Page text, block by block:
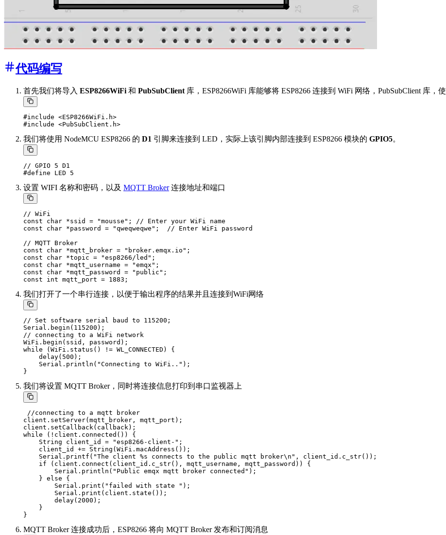
代码编写
首先我们将导入 ESP8266WiFi 和 PubSubClient 库，ESP8266WiFi 库能够将 ESP8266 连接到 WiFi 网络，PubSubClient 库
#include <ESP8266WiFi.h>
我们将使用 NodeMCU ESP8266 的 D1 引脚来连接到 LED，实际上该引脚内部连接到 ESP8266 模块的 GPIO5。
// GPIO 5 D1
设置 WIFI 名称和密码，以及 MQTT Broker连接地址和端口
// WiFi
const char *ssid = "mousse"; // Enter your WiFi name
const char *password = "qweqweqwe";  // Enter WiFi password
// MQTT Broker
const char *mqtt_broker = "broker.emqx.io";
const char *topic = "esp8266/led";
const char *mqtt_username = "emqx";
const char *mqtt_password = "public";
我们打开了一个串行连接，以便于输出程序的结果并且连接到WiFi网络
// Set software serial baud to 115200;
Serial.begin(115200);
// connecting to a WiFi network
WiFi.begin(ssid, password);
while (WiFi.status() != WL_CONNECTED) {
    delay(500);
    Serial.println("Connecting to WiFi..");
我们将设置 MQTT Broker，同时将连接信息打印到串口监视器上
//connecting to a mqtt broker
client.setServer(mqtt_broker, mqtt_port);
client.setCallback(callback);
while (!client.connected()) {
    String client_id = "esp8266-client-";
    client_id += String(WiFi.macAddress());
    Serial.printf("The client %s connects to the public mqtt broker\n", client_id.c_str());
    if (client.connect(client_id.c_str(), mqtt_username, mqtt_password)) {
        Serial.println("Public emqx mqtt broker connected");
    } else {
        Serial.print("failed with state ");
        Serial.print(client.state());
        delay(2000);
    }
MQTT Broker 连接成功后，ESP8266 将向 MQTT Broker 发布和订阅消息